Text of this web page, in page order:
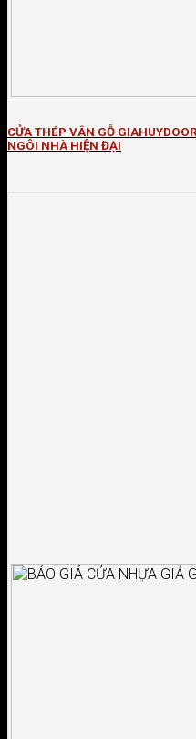
CỬA THÉP VÂN GỖ
NGÔI NHÀ HIỆN ĐẠI